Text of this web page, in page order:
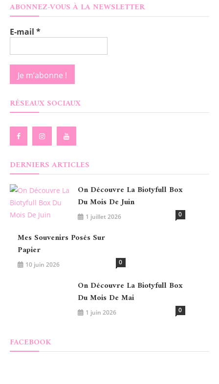
ABONNEZ-VOUS À LA NEWSLETTER
E-mail *
RÉSEAUX SOCIAUX
DERNIERS ARTICLES
On Découvre La Biotyfull Box
Du Mois De Juin
1 juillet 2026 0
Mes Souvenirs Posés Sur
Papier
10 juin 2026 0
On Découvre La Biotyfull Box
Du Mois De Mai
1 juin 2026 0
FACEBOOK